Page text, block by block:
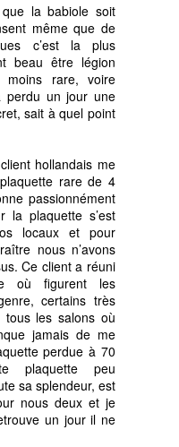
la babiole soit
même que de
c’est la plus
beau être légion
moins rare, voire
perdu un jour une
sait à quel point
hollandais me
rare de 4
passionnément
la plaquette s’est
locaux et pour
nous n’avons
Ce client a réuni
où figurent les
certains très
tous les salons où
jamais de me
perdue à 70
plaquette peu
sa splendeur, est
nous deux et je
un jour il ne